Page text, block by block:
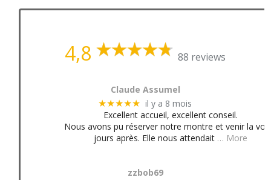
4,8 88 reviews
Claude Assumel
★★★★★ il y a 8 mois
Excellent accueil, excellent conseil.
Nous avons pu réserver notre montre et venir la
jours après. Elle nous attendait … More
zzbob69